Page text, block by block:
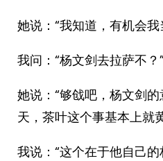
她说：“我知道，有机会
我问：“杨文剑去拉萨不？
她说：“够戗吧，杨文剑
天，茶叶这个事基本上就
我说：“这个在于他自己